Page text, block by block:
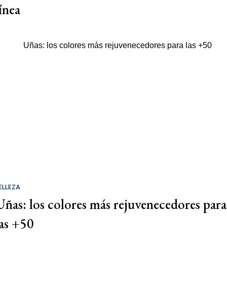
los colores más rejuvenecedores para
+50